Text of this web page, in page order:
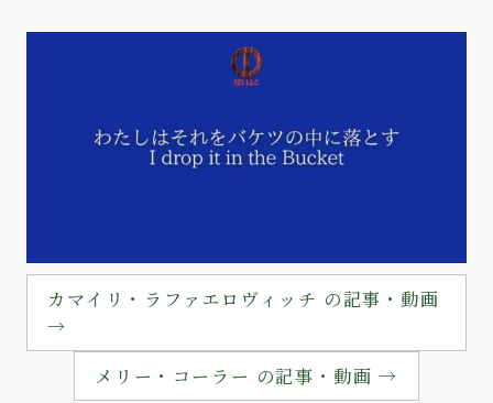
カマイリ・ラファエロヴィッチ の記事・動画
→
メリー・コーラー の記事・動画 →